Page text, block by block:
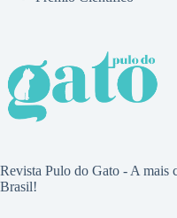
Revista Pulo do Gato - A mais
Brasil!